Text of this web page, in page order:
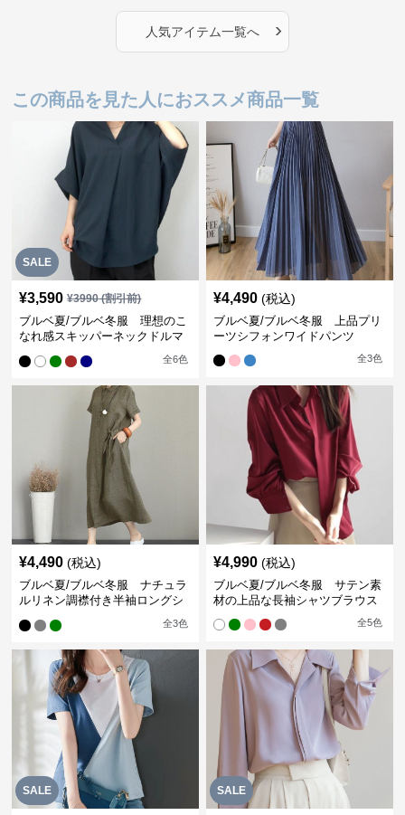
人気アイテム一覧へ ›
この商品を見た人におススメ商品一覧
SALE
¥3,590 ¥3990(割引前)
ブルベ夏/ブルベ冬服 理想のこ
なれ感スキッパーネックドルマ
全6色
¥4,490 (税込)
ブルベ夏/ブルベ冬服 上品プリ
ーツシフォンワイドパンツ
全3色
¥4,490 (税込)
ブルベ夏/ブルベ冬服 ナチュラ
ルリネン調襟付き半袖ロングシ
全3色
¥4,990 (税込)
ブルベ夏/ブルベ冬服 サテン素
材の上品な長袖シャツブラウス
全5色
SALE SALE